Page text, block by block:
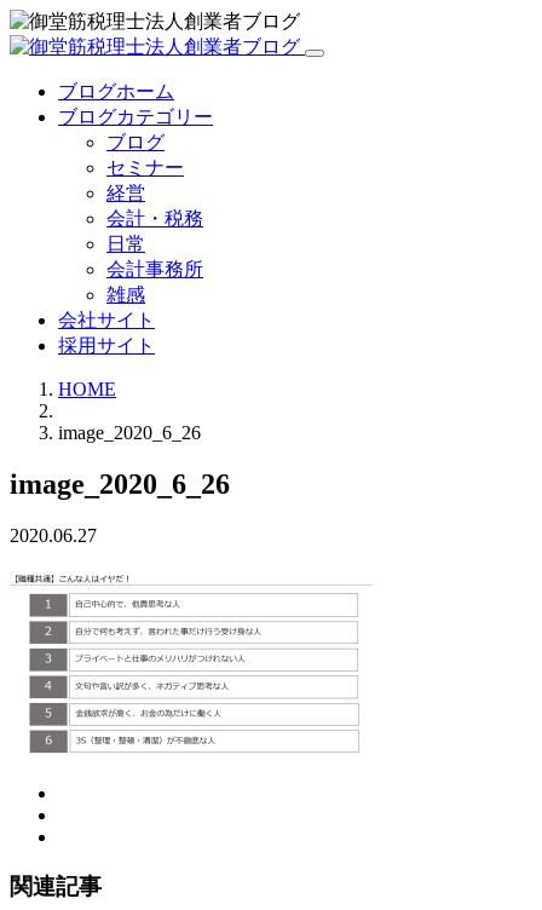
ブログホーム
ブログカテゴリー
ブログ
セミナー
経営
会計・税務
日常
会計事務所
雑感
会社サイト
採用サイト
HOME
image_2020_6_26
image_2020_6_26
2020.06.27
関連記事